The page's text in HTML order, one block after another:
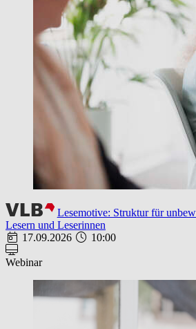
Lesemotive: Struktur für
Lesern und Leserinnen
17.09.2026
10:00
Webinar